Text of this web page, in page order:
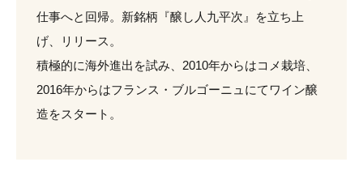
仕事へと回帰。新銘柄『醸し人九平次』を立ち上
げ、リリース。
積極的に海外進出を試み、2010年からはコメ栽培、
2016年からはフランス・ブルゴーニュにてワイン醸
造をスタート。